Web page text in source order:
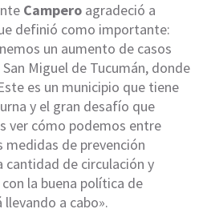
Campero agradeció a
definió como importante:
un aumento de casos
Miguel de Tucumán, donde
es un municipio que tiene
y el gran desafío que
ver cómo podemos entre
de prevención
cantidad de circulación y
la buena política de
a cabo».